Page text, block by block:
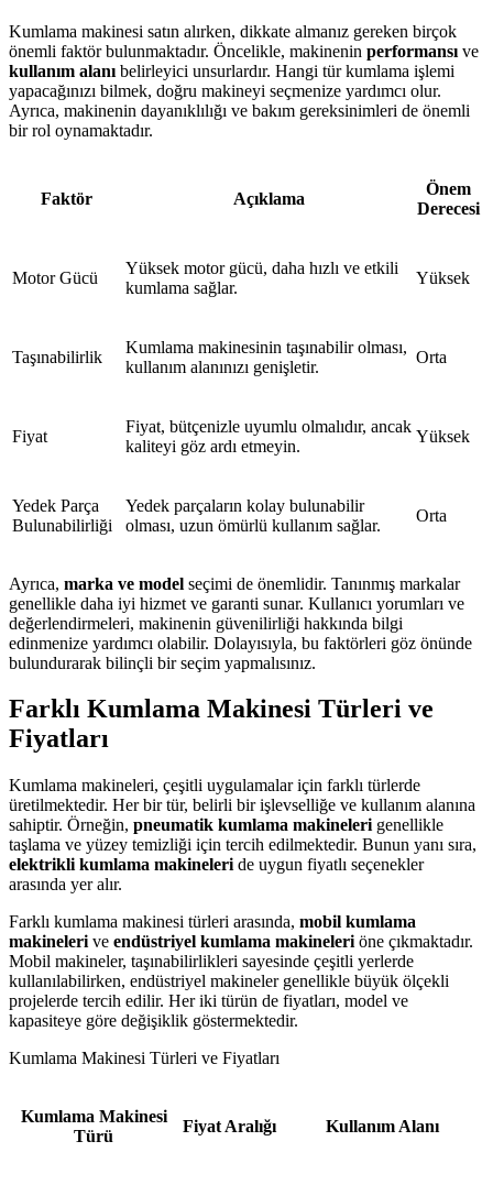
Kumlama makinesi satın alırken, dikkate almanız gereken birçok
önemli faktör bulunmaktadır. Öncelikle, makinenin performansı ve
kullanım alanı belirleyici unsurlardır. Hangi tür kumlama işlemi
yapacağınızı bilmek, doğru makineyi seçmenize yardımcı olur.
Ayrıca, makinenin dayanıklılığı ve bakım gereksinimleri de önemli
bir rol oynamaktadır.
Faktör Açıklama
Önem
Derecesi
Motor Gücü
Yüksek motor gücü, daha hızlı ve etkili
kumlama sağlar.
Yüksek
Taşınabilirlik
Kumlama makinesinin taşınabilir olması,
kullanım alanınızı genişletir.
Orta
Fiyat
Fiyat, bütçenizle uyumlu olmalıdır, ancak
kaliteyi göz ardı etmeyin.
Yüksek
Yedek Parça
Bulunabilirliği
Yedek parçaların kolay bulunabilir
olması, uzun ömürlü kullanım sağlar.
Orta
Ayrıca, marka ve model seçimi de önemlidir. Tanınmış markalar
genellikle daha iyi hizmet ve garanti sunar. Kullanıcı yorumları ve
değerlendirmeleri, makinenin güvenilirliği hakkında bilgi
edinmenize yardımcı olabilir. Dolayısıyla, bu faktörleri göz önünde
bulundurarak bilinçli bir seçim yapmalısınız.
Farklı Kumlama Makinesi Türleri ve
Fiyatları
Kumlama makineleri, çeşitli uygulamalar için farklı türlerde
üretilmektedir. Her bir tür, belirli bir işlevselliğe ve kullanım alanına
sahiptir. Örneğin, pneumatik kumlama makineleri genellikle
taşlama ve yüzey temizliği için tercih edilmektedir. Bunun yanı sıra,
elektrikli kumlama makineleri de uygun fiyatlı seçenekler
arasında yer alır.
Farklı kumlama makinesi türleri arasında, mobil kumlama
makineleri ve endüstriyel kumlama makineleri öne çıkmaktadır.
Mobil makineler, taşınabilirlikleri sayesinde çeşitli yerlerde
kullanılabilirken, endüstriyel makineler genellikle büyük ölçekli
projelerde tercih edilir. Her iki türün de fiyatları, model ve
kapasiteye göre değişiklik göstermektedir.
Kumlama Makinesi Türleri ve Fiyatları
Kumlama Makinesi
Türü
Fiyat Aralığı Kullanım Alanı